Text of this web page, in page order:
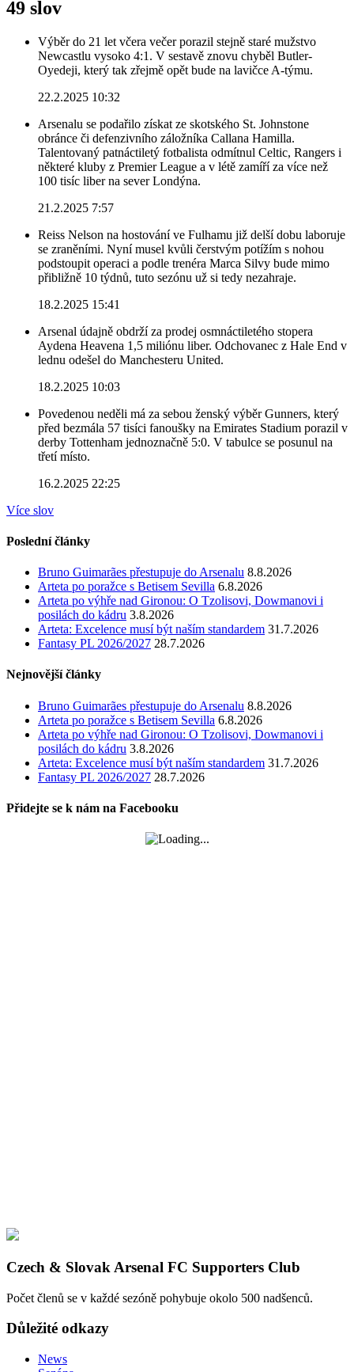
49 slov
Výběr do 21 let včera večer porazil stejně staré mužstvo
Newcastlu vysoko 4:1. V sestavě znovu chyběl Butler-
Oyedeji, který tak zřejmě opět bude na lavičce A-týmu.
22.2.2025 10:32
Arsenalu se podařilo získat ze skotského St. Johnstone
obránce či defenzivního záložníka Callana Hamilla.
Talentovaný patnáctiletý fotbalista odmítnul Celtic, Rangers i
některé kluby z Premier League a v létě zamíří za více než
100 tisíc liber na sever Londýna.
21.2.2025 7:57
Reiss Nelson na hostování ve Fulhamu již delší dobu laboruje
se zraněními. Nyní musel kvůli čerstvým potížím s nohou
podstoupit operaci a podle trenéra Marca Silvy bude mimo
přibližně 10 týdnů, tuto sezónu už si tedy nezahraje.
18.2.2025 15:41
Arsenal údajně obdrží za prodej osmnáctiletého stopera
Aydena Heavena 1,5 miliónu liber. Odchovanec z Hale End v
lednu odešel do Manchesteru United.
18.2.2025 10:03
Povedenou neděli má za sebou ženský výběr Gunners, který
před bezmála 57 tisíci fanoušky na Emirates Stadium porazil v
derby Tottenham jednoznačně 5:0. V tabulce se posunul na
třetí místo.
16.2.2025 22:25
Více slov
Poslední články
Bruno Guimarães přestupuje do Arsenalu 8.8.2026
Arteta po poražce s Betisem Sevilla 6.8.2026
Arteta po výhře nad Gironou: O Tzolisovi, Dowmanovi i
posilách do kádru 3.8.2026
Arteta: Excelence musí být naším standardem 31.7.2026
Fantasy PL 2026/2027 28.7.2026
Nejnovější články
Bruno Guimarães přestupuje do Arsenalu 8.8.2026
Arteta po poražce s Betisem Sevilla 6.8.2026
Arteta po výhře nad Gironou: O Tzolisovi, Dowmanovi i
posilách do kádru 3.8.2026
Arteta: Excelence musí být naším standardem 31.7.2026
Fantasy PL 2026/2027 28.7.2026
Přidejte se k nám na Facebooku
Czech & Slovak Arsenal FC Supporters Club
Počet členů se v každé sezóně pohybuje okolo 500 nadšenců.
Důležité odkazy
News